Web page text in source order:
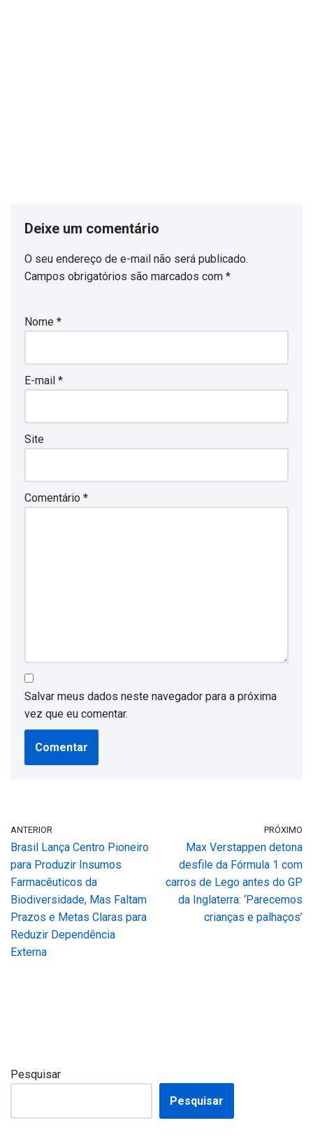
Deixe um comentário
O seu endereço de e-mail não será publicado.
Campos obrigatórios são marcados com *
Nome *
E-mail *
Site
Comentário *
Salvar meus dados neste navegador para a próxima
vez que eu comentar.
ANTERIOR
Brasil Lança Centro Pioneiro
para Produzir Insumos
Farmacêuticos da
Biodiversidade, Mas Faltam
Prazos e Metas Claras para
Reduzir Dependência
Externa
PRÓXIMO
Max Verstappen detona
desfile da Fórmula 1 com
carros de Lego antes do GP
da Inglaterra: ‘Parecemos
crianças e palhaços’
Pesquisar
Pesquisar